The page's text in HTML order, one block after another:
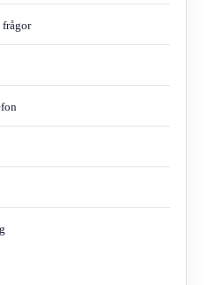
ett antilåsningssystem (ABS).
kommer du att kunna styra och
bilen
manövrera under bromsning och
under bromsning
riktning ändras, kan föraren
hjälp av ratten
när man tappar kontrollen över
mindre.
också